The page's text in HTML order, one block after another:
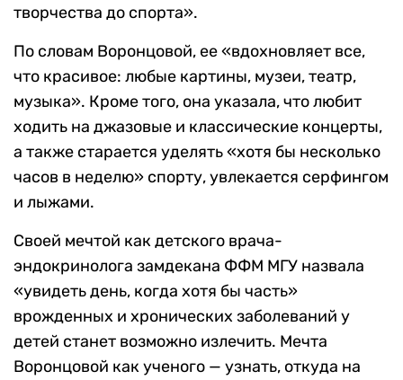
творчества до спорта».
По словам Воронцовой, ее «вдохновляет все,
что красивое: любые картины, музеи, театр,
музыка». Кроме того, она указала, что любит
ходить на джазовые и классические концерты,
а также старается уделять «хотя бы несколько
часов в неделю» спорту, увлекается серфингом
и лыжами.
Своей мечтой как детского врача-
эндокринолога замдекана ФФМ МГУ назвала
«увидеть день, когда хотя бы часть»
врожденных и хронических заболеваний у
детей станет возможно излечить. Мечта
Воронцовой как ученого — узнать, откуда на